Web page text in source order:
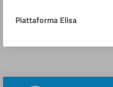
Piattaforma Elisa